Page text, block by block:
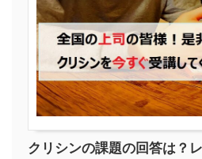
クリシンの課題の回答は？